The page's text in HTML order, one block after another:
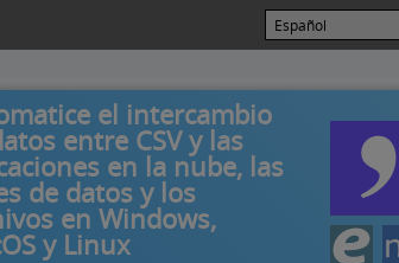
el intercambio
entre CSV y las
en la nube, las
de datos y los
en Windows,
y Linux